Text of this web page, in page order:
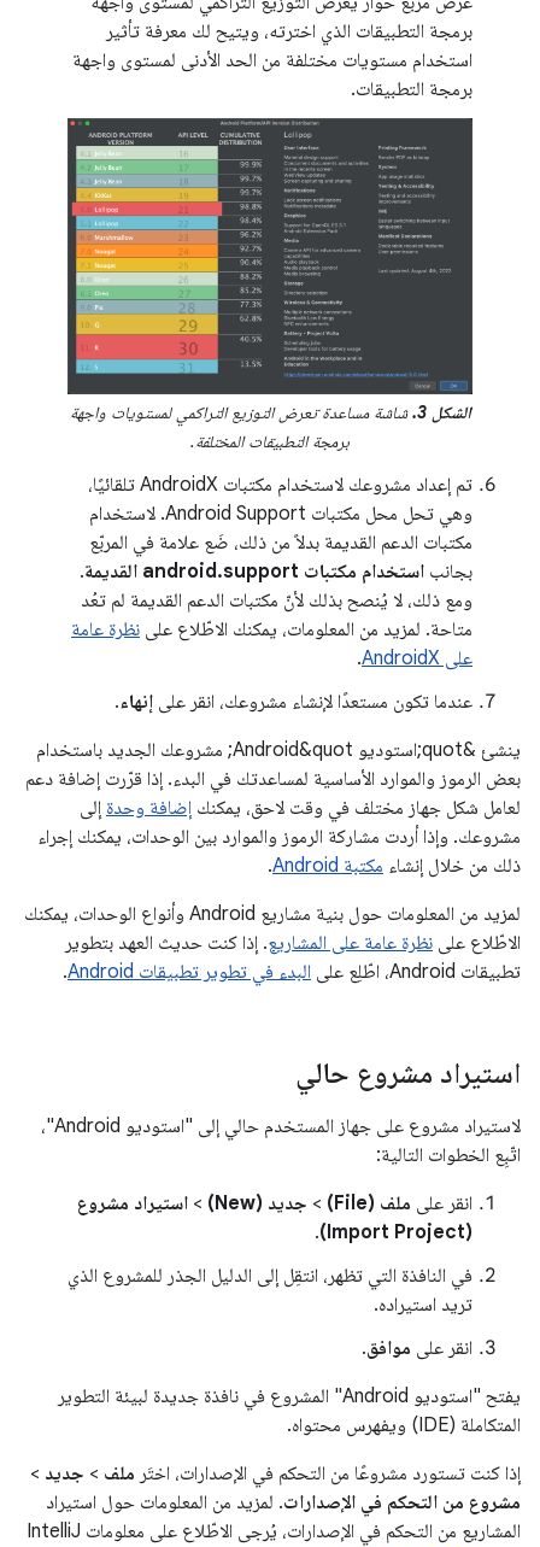
برمجة التطبيقات الذي اخترته، ويتيح لك معرفة تأثير
استخدام مستويات مختلفة من الحد الأدنى لمستوى واجهة
برمجة التطبيقات.
الشكل 3.
شاشة مساعدة تعرض التوزيع التراكمي لمستويات واجهة
برمجة التطبيقات المختلفة.
تم إعداد مشروعك لاستخدام مكتبات AndroidX تلقائيًا،
وهي تحل محل مكتبات Android Support. لاستخدام
مكتبات الدعم القديمة بدلاً من ذلك، ضَع علامة في المربّع
بجانب استخدام مكتبات android.support القديمة
.
ومع ذلك، لا يُنصح بذلك لأنّ مكتبات الدعم القديمة لم تعُد
متاحة. لمزيد من المعلومات، يمكنك الاطّلاع على نظرة عامة
على AndroidX
.
عندما تكون مستعدًا لإنشاء مشروعك، انقر على إنهاء.
ينشئ &quot;استوديو Android&quot; مشروعك الجديد باستخدام
بعض الرموز والموارد الأساسية لمساعدتك في البدء. إذا قرّرت إضافة دعم
لعامل شكل جهاز مختلف في وقت لاحق، يمكنك إضافة وحدة إلى
مشروعك. وإذا أردت مشاركة الرموز والموارد بين الوحدات، يمكنك إجراء
ذلك من خلال إنشاء مكتبة Android
.
لمزيد من المعلومات حول بنية مشاريع Android وأنواع الوحدات، يمكنك
الاطّلاع على نظرة عامة على المشاريع. إذا كنت حديث العهد بتطوير
تطبيقات Android، اطّلِع على
البدء في تطوير تطبيقات Android .
استيراد مشروع حالي
لاستيراد مشروع على جهاز المستخدم حالي إلى "استوديو Android"،
اتّبِع الخطوات التالية:
انقر على ملف (File) > جديد (New) > استيراد مشروع
(Import Project)
.
في النافذة التي تظهر، انتقِل إلى الدليل الجذر للمشروع الذي
تريد استيراده.
انقر على موافق.
يفتح "استوديو Android" المشروع في نافذة جديدة لبيئة التطوير
المتكاملة (IDE) ويفهرس محتواه.
إذا كنت تستورد مشروعًا من التحكم في الإصدارات، اختَر ملف > جديد >
مشروع من التحكم في الإصدارات. لمزيد من المعلومات حول استيراد
المشاريع من التحكم في الإصدارات، يُرجى الاطّلاع على معلومات IntelliJ